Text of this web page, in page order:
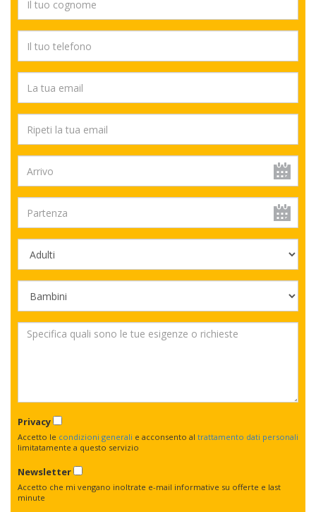
Privacy
Accetto le condizioni generali e acconsento al trattamento dati personali
limitatamente a questo servizio
Newsletter
Accetto che mi vengano inoltrate e-mail informative su offerte e last
minute